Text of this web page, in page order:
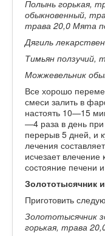
Полынь горькая,
обыкновенный,
трава 20,0 Мята
Дягиль
Тимьян ползучий,
Можжевельник
Все хорошо
смеси залить в
настоять 10—15
—4 раза в день при
перерыв 5 дней, и
лечения
исчезает влечение
состояние печени
Золототысячник
Приготовить
Золототысячник
горькая, трава